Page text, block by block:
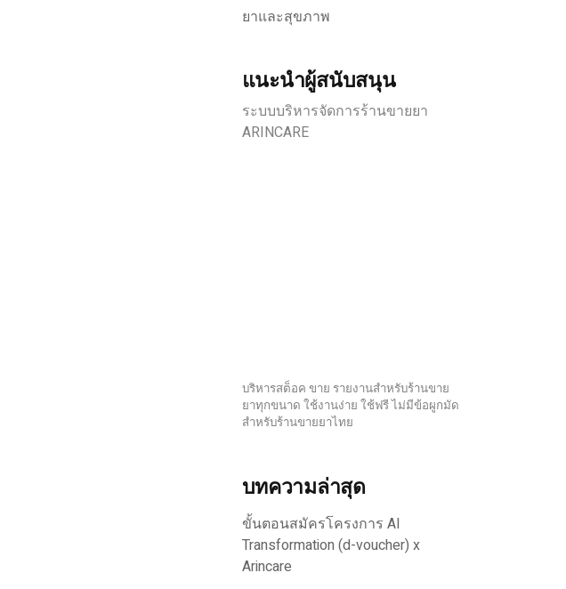
ยาและสุขภาพ
แนะนำผู้สนับสนุน
ระบบบริหารจัดการร้านขายยา
ARINCARE
บริหารสต็อค ขาย รายงานสำหรับร้านขาย
ยาทุกขนาด ใช้งานง่าย ใช้ฟรี ไม่มีข้อผูกมัด
สำหรับร้านขายยาไทย
บทความล่าสุด
ขั้นตอนสมัครโครงการ AI
Transformation (d-voucher) x
Arincare